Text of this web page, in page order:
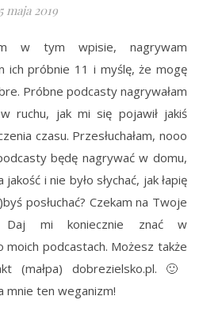
maja 2019
w tym wpisie, nagrywam
ich próbnie 11 i myślę, że mogę
Próbne podcasty nagrywałam
ruchu, jak mi się pojawił jakiś
czasu. Przesłuchałam, nooo
będę nagrywać w domu,
i nie było słychać, jak łapię
posłuchać? Czekam na Twoje
Daj mi koniecznie znać w
podcastach. Możesz także
(małpa) dobrezielsko.pl. 🙂
mnie ten weganizm!